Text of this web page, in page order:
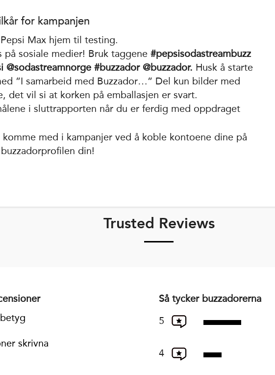
for kampanjen
Max hjem til testing.
på sosiale medier! Bruk taggene#pepsisodastreambuzz
@sodastreamnorge #buzzador @buzzador. Husk å starte
”I samarbeid med Buzzador…” Del kun bilder med
det vil si at korken på emballasjen er svart.
i sluttrapporten når du er ferdig med oppdraget
med i kampanjer ved å koble kontoene dine på
din!
Trusted Reviews
skrivna
Så tycker buzzadorerna
5
4